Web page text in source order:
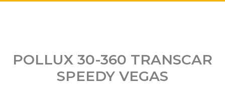
POLLUX 30-360 TRANSCAR
SPEEDY VEGAS